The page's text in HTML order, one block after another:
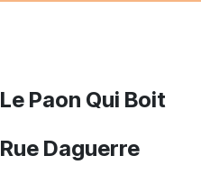
Le Paon Qui Boit
Rue Daguerre